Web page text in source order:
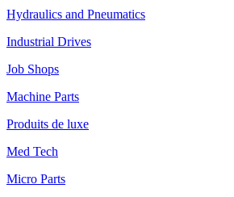
Hydraulics and Pneumatics
Industrial Drives
Job Shops
Machine Parts
Produits de luxe
Med Tech
Micro Parts